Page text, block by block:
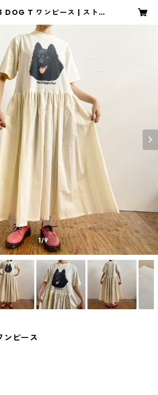
DOG T ワンピース | ストア
1/9
ピース